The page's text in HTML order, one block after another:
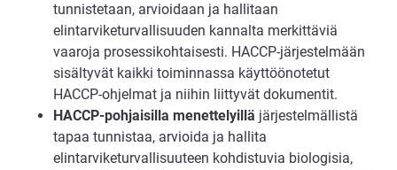
tunnistetaan, arvioidaan ja hallitaan
elintarviketurvallisuuden kannalta merkittäviä
vaaroja prosessikohtaisesti. HACCP-järjestelmään
sisältyvät kaikki toiminnassa käyttöönotetut
HACCP-ohjelmat ja niihin liittyvät dokumentit.
HACCP-pohjaisilla menettelyillä järjestelmällistä
tapaa tunnistaa, arvioida ja hallita
elintarviketurvallisuuteen kohdistuvia biologisia,